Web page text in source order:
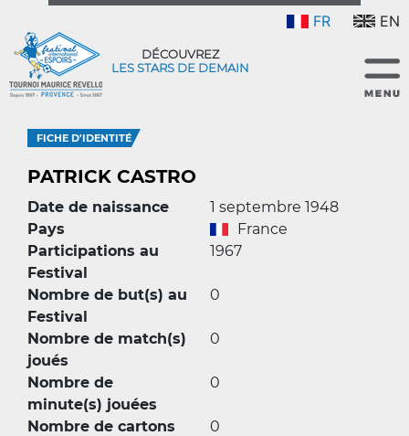
FR EN
DÉCOUVREZ
LES STARS DE DEMAIN
FICHE D'IDENTITÉ
PATRICK CASTRO
Date de naissance
1 septembre 1948
Pays
France
Participations au
Festival
1967
Nombre de but(s) au
Festival
0
Nombre de match(s)
joués
0
Nombre de
minute(s) jouées
0
Nombre de cartons
0